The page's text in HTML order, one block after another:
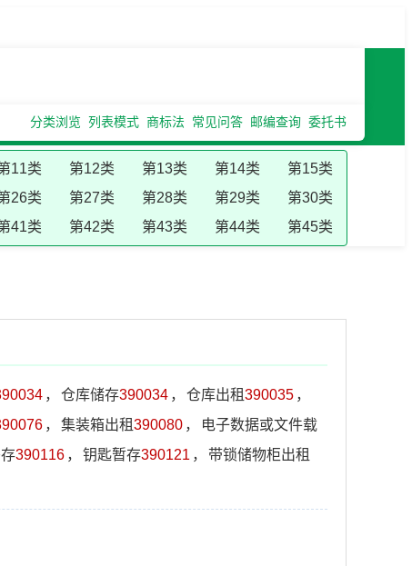
分类浏览 列表模式 商标法 常见问答 邮编查询 委托书
11类 第12类 第13类 第14类
第15类
26类 第27类 第28类 第29类
第30类
41类 第42类 第43类 第44类 第45类
， 仓库储存390034 ， 仓库出租390035 ，
， 集装箱出租390080 ，
电子数据或文件载
390116 ， 钥匙暂存390121 ，
带锁储物柜出租